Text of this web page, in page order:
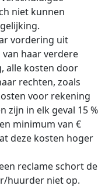
niet kunnen
vordering uit
haar verdere
alle kosten door
rechten, zoals
voor rekening
zijn in elk geval 15 %
minimum van €
deze kosten hoger
reclame schort de
huurder niet op.